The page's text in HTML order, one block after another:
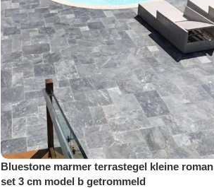
Bluestone marmer terrastegel kleine roman
set 3 cm model b getrommeld